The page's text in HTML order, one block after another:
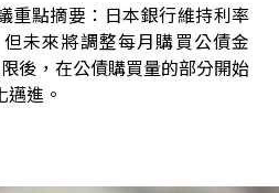
重點摘要：日本銀行維持利率
未來將調整每月購買公債金
後，在公債購買量的部分開始
進。